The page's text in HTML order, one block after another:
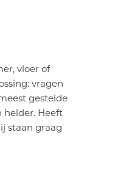
vloer of
vragen
gestelde
helder. Heeft
staan graag